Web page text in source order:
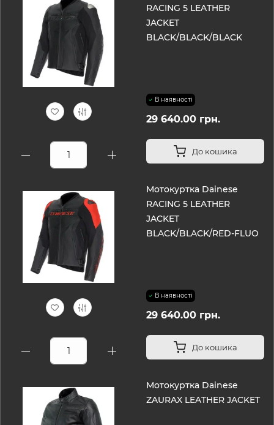
RACING 5 LEATHER
JACKET
BLACK/BLACK/BLACK
В наявності
29 640.00 грн.
До кошика
Мотокуртка Dainese
RACING 5 LEATHER
JACKET
BLACK/BLACK/RED-FLUO
В наявності
29 640.00 грн.
До кошика
Мотокуртка Dainese
ZAURAX LEATHER JACKET